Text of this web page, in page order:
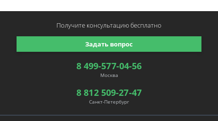
8 499-577-04-56
Москва
8 812 509-27-47
Санкт-Петербург
Задать вопрос
Получите консультациюбесплатно